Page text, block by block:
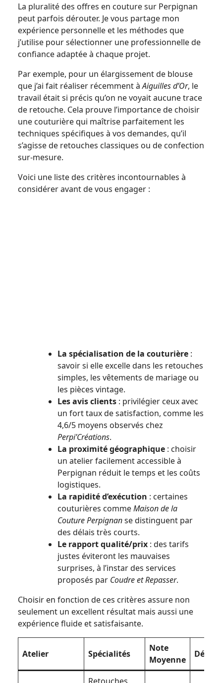
La pluralité des offres en couture sur Perpignan
peut parfois dérouter. Je vous partage mon
expérience personnelle et les méthodes que
j’utilise pour sélectionner une professionnelle de
confiance adaptée à chaque projet.
Par exemple, pour un élargissement de blouse
que j’ai fait réaliser récemment àAiguilles d’Or, le
travail était si précis qu’on ne voyait aucune trace
de retouche. Cela prouve l’importance de choisir
une couturière qui maîtrise parfaitement les
techniques spécifiques à vos demandes, qu’il
s’agisse de retouches classiques ou de confection
sur-mesure.
Voici une liste des critères incontournables à
considérer avant de vous engager :
La spécialisation de la couturière :
savoir si elle excelle dans les retouches
simples, les vêtements de mariage ou
les pièces vintage.
Les avis clients : privilégier ceux avec
un fort taux de satisfaction, comme les
4,6/5 moyens observés chez
Perpi’Créations.
La proximité géographique : choisir
un atelier facilement accessible à
Perpignan réduit le temps et les coûts
logistiques.
La rapidité d’exécution : certaines
couturières commeMaison de la
Couture Perpignanse distinguent par
des délais très courts.
Le rapport qualité/prix : des tarifs
justes éviteront les mauvaises
surprises, à l’instar des services
proposés par Coudre et Repasser.
Choisir en fonction de ces critères assure non
seulement un excellent résultat mais aussi une
expérience fluide et satisfaisante.
Atelier Spécialités
Note
Moyenne
Délais